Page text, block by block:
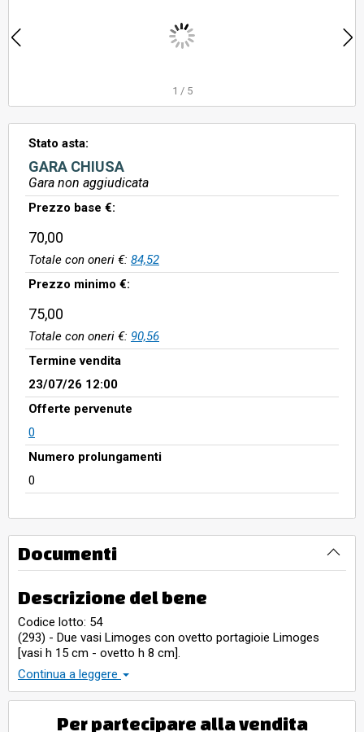
1 / 5
Stato asta:
GARA CHIUSA
Gara non aggiudicata
Prezzo base €:
70,00
Totale con oneri €: 84,52
Prezzo minimo €:
75,00
Totale con oneri €: 90,56
Termine vendita
23/07/26 12:00
Offerte pervenute
0
Numero prolungamenti
0
Documenti
Descrizione del bene
Codice lotto: 54
(293) - Due vasi Limoges con ovetto portagioie Limoges
[vasi h 15 cm - ovetto h 8 cm].
Spese oltre aggiudicazione
* 17% Diritti di vendita
* IVA 22% su diritti di vendita
* IVA SU AGGIUDICAZIONE NON PREVISTA
Continua a leggere
Per partecipare alla vendita